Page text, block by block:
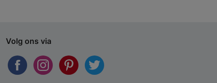
Volg ons via